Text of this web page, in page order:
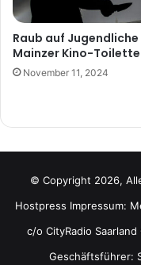
Raub auf Jugendliche
Mainzer Kino-Toilette
November 11, 2024
© Copyright 2026,
Hostpress Impressum:
c/o CityRadio
Geschäftsführer: